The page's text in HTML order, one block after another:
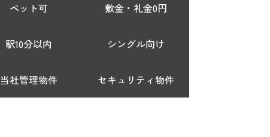
ペット可 敷金・礼金0円
駅10分以内 シングル向け
当社管理物件 セキュリティ物件